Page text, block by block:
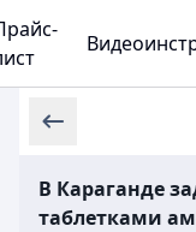
В Караганде
таблетками